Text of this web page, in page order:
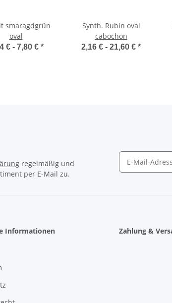
smaragdgrün
oval
€ - 7,80 € *
Synth. Rubin oval
cabochon
2,16 € - 21,60 € *
regelmäßig und
per E-Mail zu.
Informationen Zahlung &